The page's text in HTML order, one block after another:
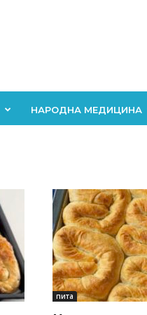
НАРОДНА МЕДИЦИНА
пита